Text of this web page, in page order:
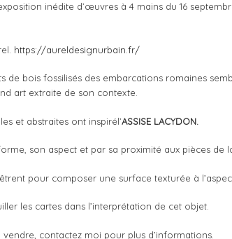
inédite d’œuvres à 4 mains du 16
https://aureldesignurbain .fr/
de bois fossilisés des embarcations romaines
art extraite de son contexte.
et abstraites ont inspirél’ASSISE LACYDON.
son aspect et par sa proximité aux pièces de
pour composer une surface texturée à
les cartes dans l’interprétation de cet objet.
vendre, contactez moi pour plus d’informations.